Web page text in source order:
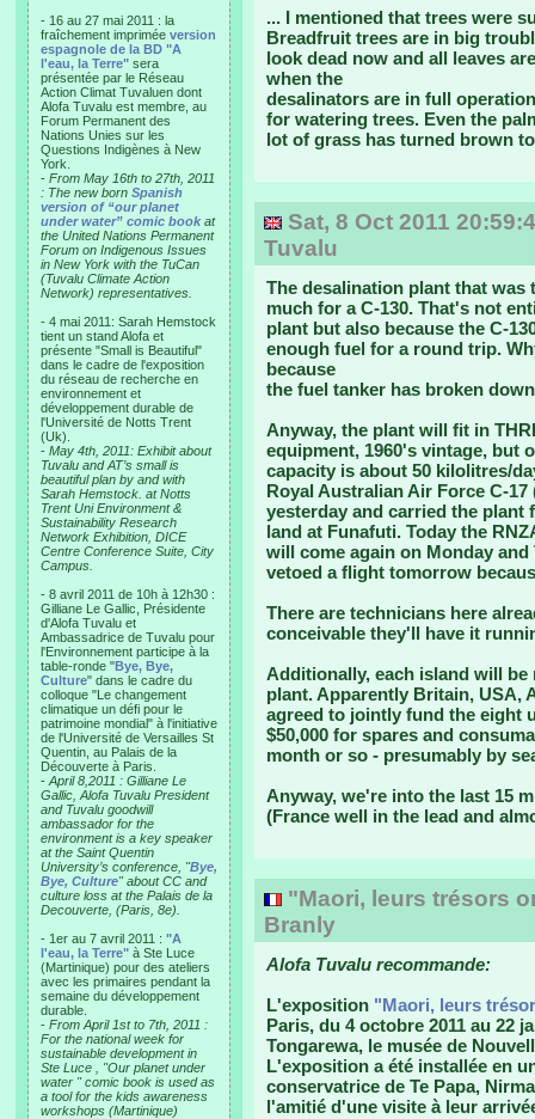
- 16 au 27 mai 2011 : la
fraîchement imprimée version
espagnole de la BD "A
l'eau, la Terre" sera
présentée par le Réseau
Action Climat Tuvaluen dont
Alofa Tuvalu est membre, au
Forum Permanent des
Nations Unies sur les
Questions Indigènes à New
York.
- From May 16th to 27th, 2011
: The new born Spanish
version of “our planet
under water” comic book at
the United Nations Permanent
Forum on Indigenous Issues
in New York with the TuCan
(Tuvalu Climate Action
Network) representatives.
- 4 mai 2011: Sarah Hemstock
tient un stand Alofa et
présente "Small is Beautiful"
dans le cadre de l'exposition
du réseau de recherche en
environnement et
développement durable de
l'Université de Notts Trent
(Uk).
- May 4th, 2011: Exhibit about
Tuvalu and AT’s small is
beautiful plan by and with
Sarah Hemstock. at Notts
Trent Uni Environment &
Sustainability Research
Network Exhibition, DICE
Centre Conference Suite, City
Campus.
- 8 avril 2011 de 10h à 12h30 :
Gilliane Le Gallic, Présidente
d'Alofa Tuvalu et
Ambassadrice de Tuvalu pour
l'Environnement participe à la
table-ronde "Bye, Bye,
Culture" dans le cadre du
colloque "Le changement
climatique un défi pour le
patrimoine mondial" à l'initiative
de l'Université de Versailles St
Quentin, au Palais de la
Découverte à Paris.
- April 8,2011 : Gilliane Le
Gallic, Alofa Tuvalu President
and Tuvalu goodwill
ambassador for the
environment is a key speaker
at the Saint Quentin
University’s conference, "Bye,
Bye, Culture" about CC and
culture loss at the Palais de la
Decouverte, (Paris, 8e).
- 1er au 7 avril 2011 : "A
l'eau, la Terre" à Ste Luce
(Martinique) pour des ateliers
avec les primaires pendant la
semaine du développement
durable.
- From April 1st to 7th, 2011 :
For the national week for
sustainable development in
Ste Luce , "Our planet under
water " comic book is used as
a tool for the kids awareness
workshops (Martinique)
... I mentioned that trees were
Breadfruit trees are in big
look dead now and all leaves
when the
desalinators are in full
for watering trees. Even the
lot of grass has turned brown
Sat, 8 Oct 2011
Tuvalu
The desalination plant that was
much for a C-130. That's not
plant but also because the C-
enough fuel for a round trip.
because
the fuel tanker has broken
Anyway, the plant will fit in
equipment, 1960's vintage, but
capacity is about 50 kilolitres/
Royal Australian Air Force C-
yesterday and carried the plant
land at Funafuti. Today the
will come again on Monday
vetoed a flight tomorrow
There are technicians here
conceivable they'll have it
Additionally, each island will
plant. Apparently Britain, USA,
agreed to jointly fund the eight
$50,000 for spares and
month or so - presumably by
Anyway, we're into the last 15
(France well in the lead and
"Maori, leurs trésors
Branly
Alofa Tuvalu recommande:
L'exposition "Maori, leurs
Paris, du 4 octobre 2011 au 22
Tongarewa, le musée de
L'exposition a été installée en
conservatrice de Te Papa,
l'amitié d'une visite à leur